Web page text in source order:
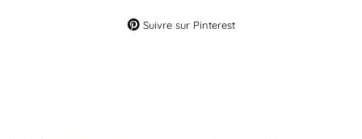
Suivre sur Pinterest